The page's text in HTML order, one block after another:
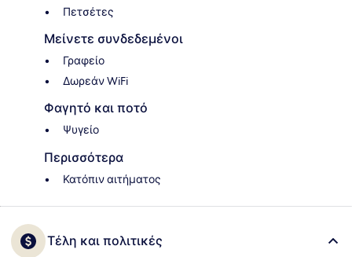
Πετσέτες
Μείνετε συνδεδεμένοι
Γραφείο
Δωρεάν WiFi
Φαγητό και ποτό
Ψυγείο
Περισσότερα
Κατόπιν αιτήματος
Τέλη και πολιτικές